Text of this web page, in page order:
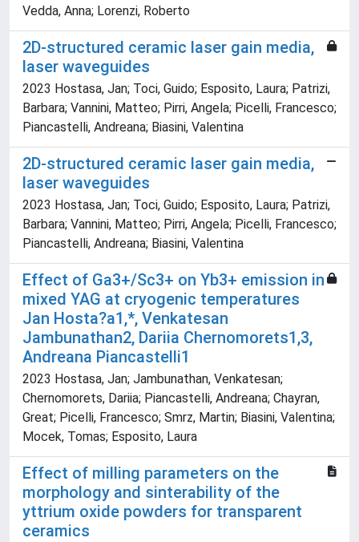
Vedda, Anna; Lorenzi, Roberto
2D-structured ceramic laser gain media,
laser waveguides
2023 Hostasa, Jan; Toci, Guido; Esposito, Laura; Patrizi,
Barbara; Vannini, Matteo; Pirri, Angela; Picelli, Francesco;
Piancastelli, Andreana; Biasini, Valentina
2D-structured ceramic laser gain media,
laser waveguides
2023 Hostasa, Jan; Toci, Guido; Esposito, Laura; Patrizi,
Barbara; Vannini, Matteo; Pirri, Angela; Picelli, Francesco;
Piancastelli, Andreana; Biasini, Valentina
Effect of Ga3+/Sc3+ on Yb3+ emission in
mixed YAG at cryogenic temperatures
Jan Hosta?a1,*, Venkatesan
Jambunathan2, Dariia Chernomorets1,3,
Andreana Piancastelli1
2023 Hostasa, Jan; Jambunathan, Venkatesan;
Chernomorets, Dariia; Piancastelli, Andreana; Chayran,
Great; Picelli, Francesco; Smrz, Martin; Biasini, Valentina;
Mocek, Tomas; Esposito, Laura
Effect of milling parameters on the
morphology and sinterability of the
yttrium oxide powders for transparent
ceramics